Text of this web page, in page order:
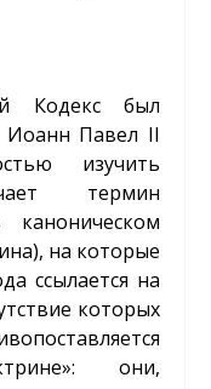
Кодекс был
Иоанн Павел II
изучить
термин
на которые
ссылается на
которых
они,